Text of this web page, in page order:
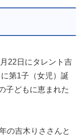
22日にタレント吉
第1子（女児）誕
子どもに恵まれた
の吉木りささんと